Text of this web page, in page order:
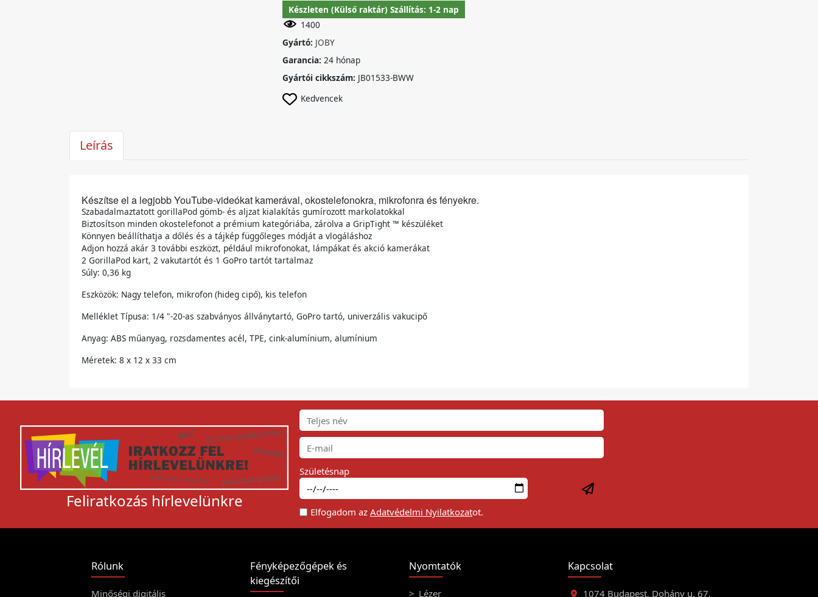
Készleten (Külső raktár) Szállítás: 1-2 nap
1400
Gyártó: JOBY
Garancia: 24 hónap
Gyártói cikkszám: JB01533-BWW
Kedvencek
Leírás
Készítse el a legjobb YouTube-videókat kamerával, okostelefonokra, mikrofonra és fényekre.
Szabadalmaztatott gorillaPod gömb- és aljzat kialakítás gumírozott markolatokkal
Biztosítson minden okostelefonot a prémium kategóriába, zárolva a GripTight ™ készüléket
Könnyen beállíthatja a dőlés és a tájkép függőleges módját a vlogáláshoz
Adjon hozzá akár 3 további eszközt, például mikrofonokat, lámpákat és akció kamerákat
2 GorillaPod kart, 2 vakutartót és 1 GoPro tartót tartalmaz
Súly: 0,36 kg
Eszközök: Nagy telefon, mikrofon (hideg cipő), kis telefon
Melléklet Típusa: 1/4 "-20-as szabványos állványtartó, GoPro tartó, univerzális vakucipő
Anyag: ABS műanyag, rozsdamentes acél, TPE, cink-alumínium, alumínium
Méretek: 8 x 12 x 33 cm
Feliratkozás hírlevelünkre
Születésnap
Elfogadom az Adatvédelmi Nyilatkozatot.
Rólunk
Minőségi digitális
Fényképezőgépek és
kiegészítői
Nyomtatók
Lézer
Kapcsolat
1074 Budapest, Dohány u. 67.